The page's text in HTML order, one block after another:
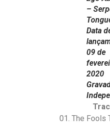
–
Data
09 de
2020
01. The Fools